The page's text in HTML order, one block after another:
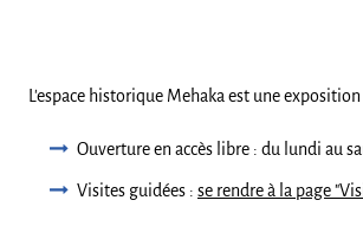
L'espace historique Mehaka est une
Ouverture en accès libre : du lundi au
Visites guidées : se rendre à la page